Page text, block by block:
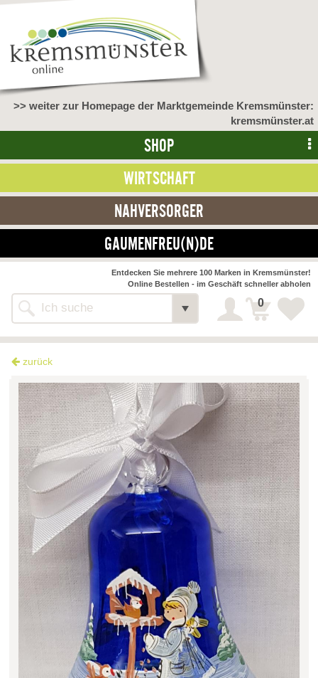
>> weiter zur Homepage der Marktgemeinde Kremsmünster:
kremsmünster.at
SHOP
WIRTSCHAFT
NAHVERSORGER
GAUMENFREU(N)DE
Alle Webseiten
Entdecken Sie mehrere 100 Marken in Kremsmünster!
Online Bestellen - im Geschäft schneller abholen
0
zurück